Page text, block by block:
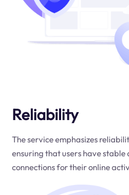
Reliability
The service emphasizes
ensuring that users have stable
connections for their online